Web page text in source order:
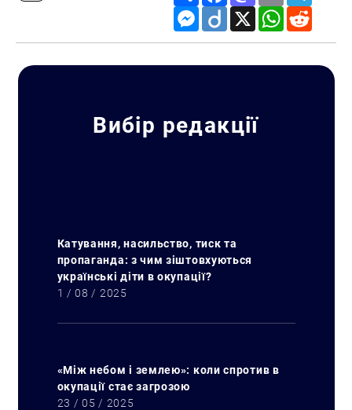
Messenger
Diigo X WhatsApp
Вибір редакції
Катування, насильство, тиск та
пропаганда: з чим зіштовхуються
українські діти в окупації?
1 / 08 / 2025
«Між небом і землею»: коли спротив в
окупації стає загрозою
23 / 05 / 2025